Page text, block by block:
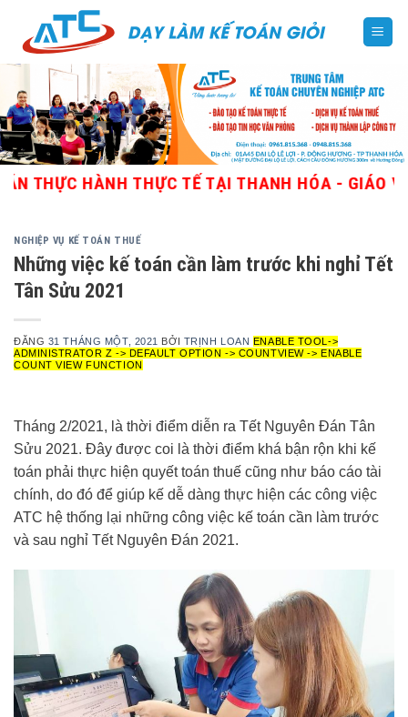
content
HÀNH THỰC TẾ TẠI THANH HÓA - GIÁO VIÊN
NGHIỆP VỤ KẾ TOÁN THUẾ
Những việc kế toán cần làm trước khi nghỉ Tết
Tân Sửu 2021
ĐĂNG 31 THÁNG MỘT, 2021 BỞI TRỊNH LOAN ENABLE TOOL->
ADMINISTRATOR Z -> DEFAULT OPTION -> COUNTVIEW -> ENABLE
COUNT VIEW FUNCTION
Tháng 2/2021, là thời điểm diễn ra Tết Nguyên Đán Tân
Sửu 2021. Đây được coi là thời điểm khá bận rộn khi kế
toán phải thực hiện quyết toán thuế cũng như báo cáo tài
chính, do đó để giúp kế dễ dàng thực hiện các công việc
ATC hệ thống lại những công việc kế toán cần làm trước
và sau nghỉ Tết Nguyên Đán 2021.